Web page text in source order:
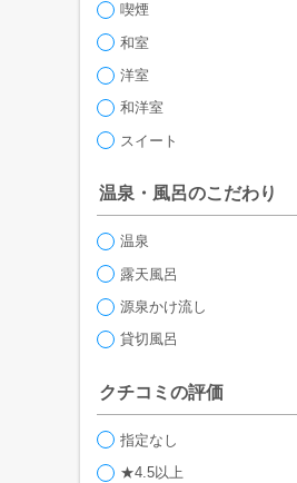
喫煙
和室
洋室
和洋室
スイート
温泉・風呂のこだわり
温泉
露天風呂
源泉かけ流し
貸切風呂
クチコミの評価
指定なし
★4.5以上